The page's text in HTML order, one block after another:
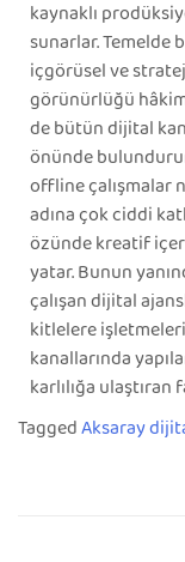
kaynaklı
sunarlar. Temelde
içgörüsel ve
görünürlüğü
de bütün dijital
önünde
offline çalışmalar
adına çok ciddi
özünde kreatif
yatar. Bunun
çalışan dijital
kitlelere
kanallarında
karlılığa ulaştıran
TaggedAksaray